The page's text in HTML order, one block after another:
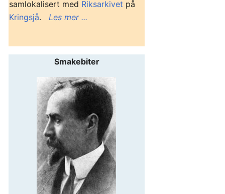
samlokalisert med Riksarkivet på
Kringsjå. Les mer ...
Smakebiter